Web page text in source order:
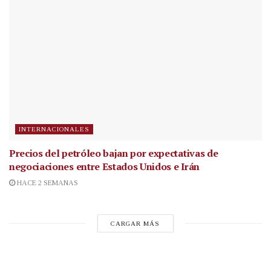
INTERNACIONALES
Precios del petróleo bajan por expectativas de
negociaciones entre Estados Unidos e Irán
HACE 2 SEMANAS
CARGAR MÁS